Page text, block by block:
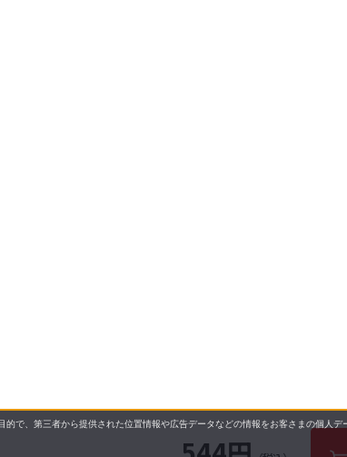
で、第三者から提供された位置情報や広告データなどの情報をお客さまの個人